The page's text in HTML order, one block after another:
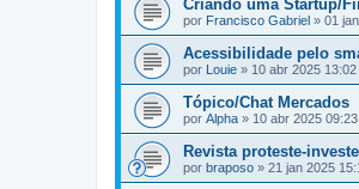
Criando uma Startup/
por Francisco Gabriel » 01
Acessibilidade pelo
por Louie » 10 abr 2025 13:02
Tópico/Chat Mercados
por Alpha » 10 abr 2025 09:23
Revista proteste-investe
por braposo » 21 jan 2025